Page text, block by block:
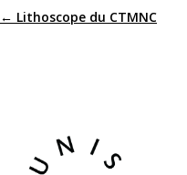
Navigation
← Lithoscope du CTMNC